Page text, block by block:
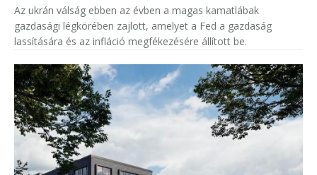
Az ukrán válság ebben az évben a magas kamatlábak
gazdasági légkörében zajlott, amelyet a Fed a gazdaság
lassítására és az infláció megfékezésére állított be.